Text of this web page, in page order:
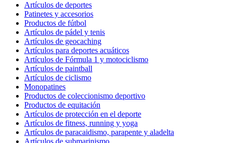
Artículos de deportes
Patinetes y accesorios
Productos de fútbol
Artículos de pádel y tenis
Artículos de geocaching
Artículos para deportes acuáticos
Artículos de Fórmula 1 y motociclismo
Artículos de paintball
Artículos de ciclismo
Monopatines
Productos de coleccionismo deportivo
Productos de equitación
Artículos de protección en el deporte
Artículos de fitness, running y yoga
Artículos de paracaidismo, parapente y aladelta
Artículos de submarinismo